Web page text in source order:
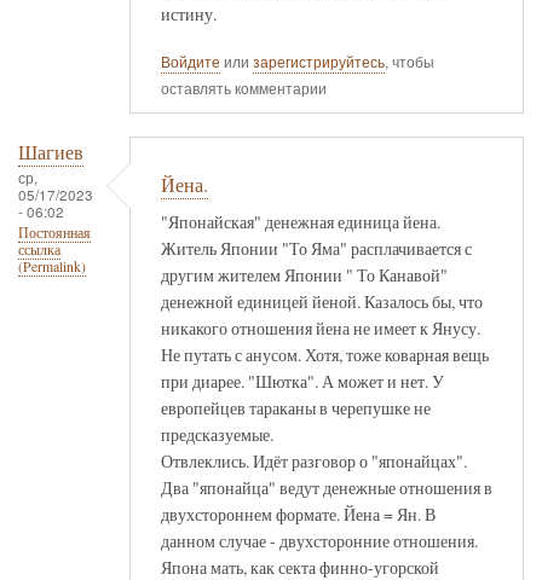
истину.
Войдите или зарегистрируйтесь, чтобы
оставлять комментарии
Шагиев
ср,
05/17/2023
- 06:02
Постоянная
ссылка
(Permalink)
Йена.
"Японайская" денежная единица йена.
Житель Японии "То Яма" расплачивается с
другим жителем Японии " То Канавой"
денежной единицей йеной. Казалось бы, что
никакого отношения йена не имеет к Янусу.
Не путать с анусом. Хотя, тоже коварная вещь
при диарее. "Шютка". А может и нет. У
европейцев тараканы в черепушке не
предсказуемые.
Отвлеклись. Идёт разговор о "японайцах".
Два "японайца" ведут денежные отношения в
двухстороннем формате. Йена = Ян. В
данном случае - двухсторонние отношения.
Япона мать, как секта финно-угорской